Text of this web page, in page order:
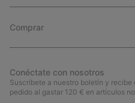
Comprar
Conéctate con nosotros
Suscríbete a nuestro boletín y recibe
pedido al gastar 120 € en artículos